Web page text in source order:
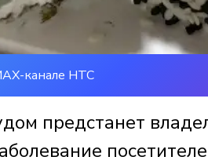
канале НТС
предстанет